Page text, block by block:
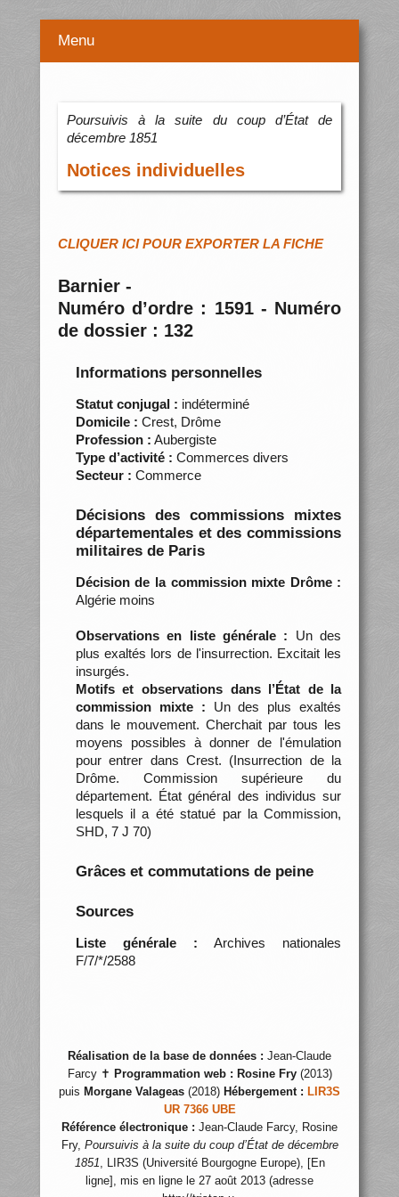
Menu
Poursuivis à la suite du coup d’État de
décembre 1851
Notices individuelles
CLIQUER ICI POUR EXPORTER LA FICHE
Barnier -
Numéro d’ordre : 1591 - Numéro
de dossier : 132
Informations personnelles
Statut conjugal : indéterminé
Domicile : Crest, Drôme
Profession : Aubergiste
Type d’activité : Commerces divers
Secteur : Commerce
Décisions des commissions mixtes
départementales et des commissions
militaires de Paris
Décision de la commission mixte Drôme :
Algérie moins
Observations en liste générale : Un des
plus exaltés lors de l'insurrection. Excitait les
insurgés.
Motifs et observations dans l’État de la
commission mixte : Un des plus exaltés
dans le mouvement. Cherchait par tous les
moyens possibles à donner de l'émulation
pour entrer dans Crest. (Insurrection de la
Drôme. Commission supérieure du
département. État général des individus sur
lesquels il a été statué par la Commission,
SHD, 7 J 70)
Grâces et commutations de peine
Sources
Liste générale : Archives nationales
F/7/*/2588
Réalisation de la base de données : Jean-Claude
Farcy ✝ Programmation web : Rosine Fry(2013)
puis Morgane Valageas (2018) Hébergement : LIR3S
UR 7366 UBE
Référence électronique : Jean-Claude Farcy, Rosine
Fry, Poursuivis à la suite du coup d’État de décembre
1851, LIR3S (Université Bourgogne Europe), [En
ligne], mis en ligne le 27 août 2013 (adresse